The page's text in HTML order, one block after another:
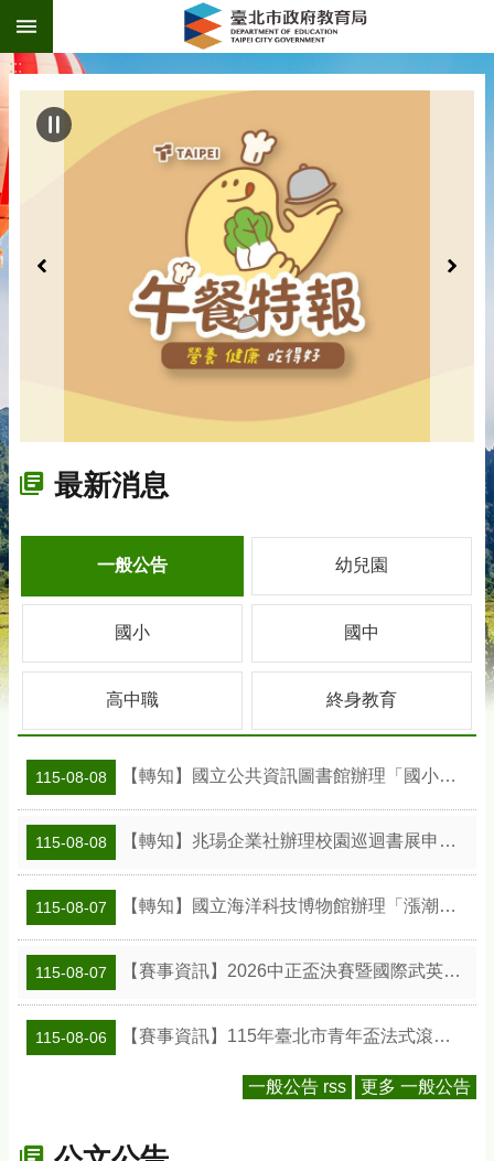
跳到主要內容區塊
:::
最新消息
一般公告 幼兒園
國小 國中
高中職 終身教育
115-08-08 【轉知】國立公共資訊圖書館辦理「國小班級訪問工作坊」活動及教案資訊
115-08-08 【轉知】兆瑒企業社辦理校園巡迴書展申請資訊
115-08-07 【轉知】國立海洋科技博物館辦理「漲潮時刻—原民智慧主題探索課程」參訪補助案
115-08-07 【賽事資訊】2026中正盃決賽暨國際武英盃武術精英錦標賽
115-08-06 【賽事資訊】115年臺北市青年盃法式滾球錦標賽
一般公告 rss 更多 一般公告